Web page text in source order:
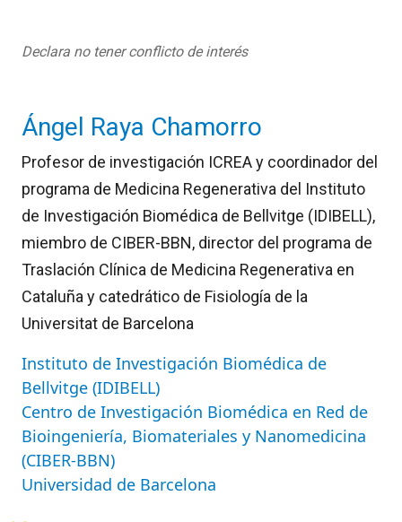
Declara no tener conflicto de interés
Ángel Raya Chamorro
Profesor de investigación ICREA y coordinador del
programa de Medicina Regenerativa del Instituto
de Investigación Biomédica de Bellvitge (IDIBELL),
miembro de CIBER-BBN, director del programa de
Traslación Clínica de Medicina Regenerativa en
Cataluña y catedrático de Fisiología de la
Universitat de Barcelona
Instituto de Investigación Biomédica de
Bellvitge (IDIBELL)
Centro de Investigación Biomédica en Red de
Bioingeniería, Biomateriales y Nanomedicina
(CIBER-BBN)
Universidad de Barcelona